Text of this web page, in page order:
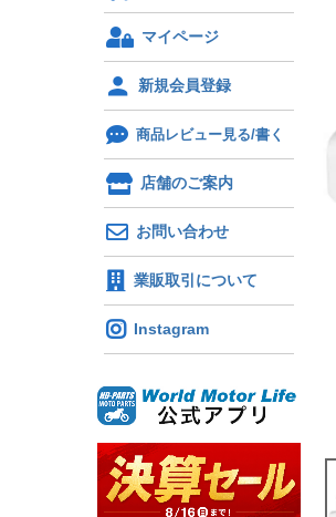
マイページ
新規会員登録
商品レビュー見る/書く
店舗のご案内
お問い合わせ
業販取引について
Instagram